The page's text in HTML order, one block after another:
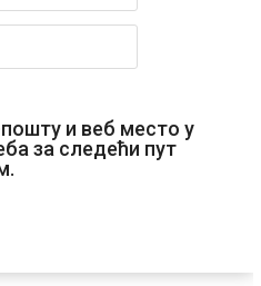
и веб место у
за следећи пут